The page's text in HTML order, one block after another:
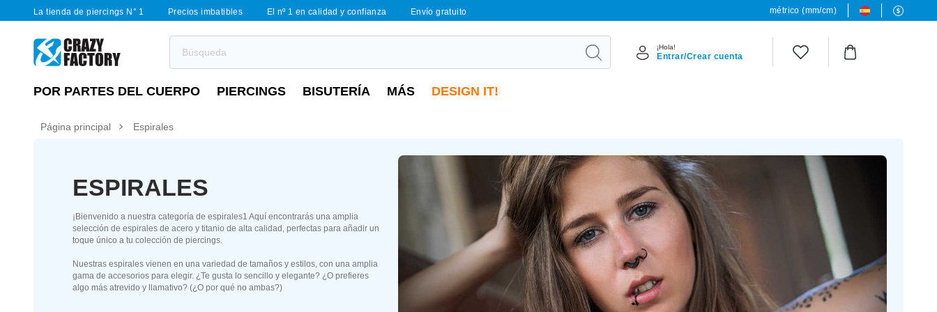
La tienda de piercings N° 1 Precios imbatibles El nº 1 en calidad y confianza Envío gratuito métrico (mm/cm)
¡Hola!
Entrar/Crear cuenta
POR PARTES DEL CUERPO PIERCINGS BISUTERÍA MÁS DESIGN IT!
Página principal Espirales
ESPIRALES
¡Bienvenido a nuestra categoría de espirales1 Aquí encontrarás una amplia
selección de espirales de acero y titanio de alta calidad, perfectas para añadir un
toque único a tu colección de piercings.
Nuestras espirales vienen en una variedad de tamaños y estilos, con una amplia
gama de accesorios para elegir. ¿Te gusta lo sencillo y elegante? ¿O prefieres
algo más atrevido y llamativo? (¿O por qué no ambas?)